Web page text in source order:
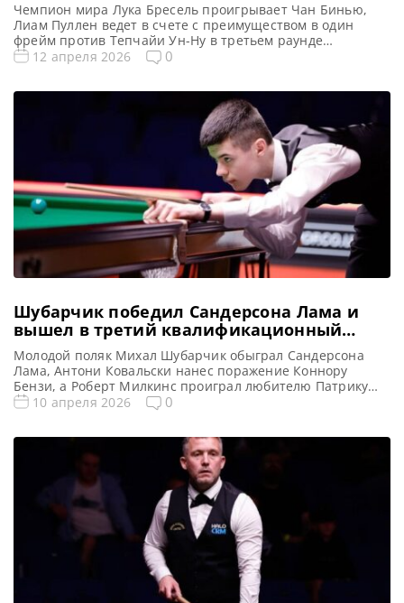
Чемпион мира Лука Бресель проигрывает Чан Бинью,
Лиам Пуллен ведет в счете с преимуществом в один
фрейм против Тепчайи Ун-Ну в третьем раунде
квалификации на Чемпионате мира 2026 по снукеру,
Робби Уильямса со счетом 10-5 и приблизился к
12 апреля 2026 0
Шубарчик победил Сандерсона Лама и
вышел в третий квалификационный
раунд Чемпионата мира 2026
Молодой поляк Михал Шубарчик обыграл Сандерсона
Лама, Антони Ковальски нанес поражение Коннору
Бензи, а Роберт Милкинс проиграл любителю Патрику
Уилану и вылетел из тура во втором раунде
продолжает свое феноменальное выступление в
квалификации Чемпионата мира по снукеру, одержав
драматичную победу над […]
10 апреля 2026 0